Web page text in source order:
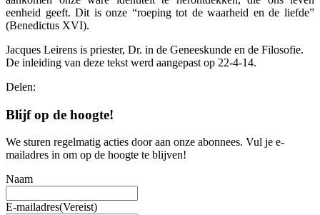
eenheid geeft. Dit is onze “roeping tot de waarheid en de liefde”
(Benedictus XVI).
Jacques Leirens is priester, Dr. in de Geneeskunde en de Filosofie.
De inleiding van deze tekst werd aangepast op 22-4-14.
Delen:
Blijf op de hoogte!
We sturen regelmatig acties door aan onze abonnees. Vul je e-
mailadres in om op de hoogte te blijven!
Naam
E-mailadres(Vereist)